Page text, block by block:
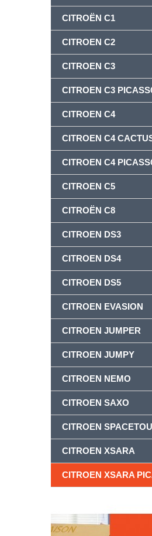
CITROËN C1
CITROEN C2
CITROEN C3
CITROEN C3
CITROEN C4
CITROEN C4
CITROEN C4
CITROEN C5
CITROËN C8
CITROEN DS3
CITROEN DS4
CITROEN DS5
CITROEN EVASION
CITROEN JUMPER
CITROEN JUMPY
CITROEN NEMO
CITROEN SAXO
CITROEN
CITROEN XSARA
CITROEN XSARA